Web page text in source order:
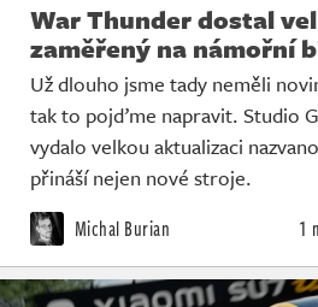
War Thunder dostal
zaměřený na námořní
Už dlouho jsme tady neměli
tak to pojďme napravit. Studio
vydalo velkou aktualizaci
přináší nejen nové stroje.
Michal Burian 1